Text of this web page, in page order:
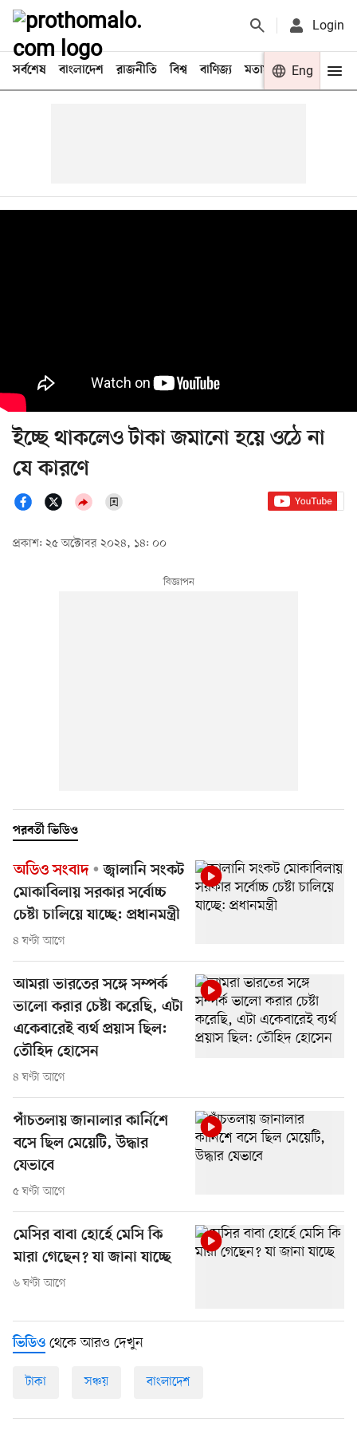
Login
সর্বশেষ বাংলাদেশ রাজনীতি বিশ্ব বাণিজ্য মতামত খেলা
Eng
ইচ্ছে থাকলেও টাকা জমানো হয়ে ওঠে না
যে কারণে
প্রকাশ: ২৫ অক্টোবর ২০২৪, ১৪: ০০
পরবর্তী ভিডিও
অডিও সংবাদ
জ্বালানি সংকট
মোকাবিলায় সরকার সর্বোচ্চ
চেষ্টা চালিয়ে যাচ্ছে: প্রধানমন্ত্রী
৪ ঘণ্টা আগে
আমরা ভারতের সঙ্গে সম্পর্ক
ভালো করার চেষ্টা করেছি, এটা
একেবারেই ব্যর্থ প্রয়াস ছিল:
তৌহিদ হোসেন
৪ ঘণ্টা আগে
পাঁচতলায় জানালার কার্নিশে
বসে ছিল মেয়েটি, উদ্ধার
যেভাবে
৫ ঘণ্টা আগে
মেসির বাবা হোর্হে মেসি কি
মারা গেছেন? যা জানা যাচ্ছে
৬ ঘণ্টা আগে
ভিডিও থেকে আরও দেখুন
টাকা সঞ্চয় বাংলাদেশ